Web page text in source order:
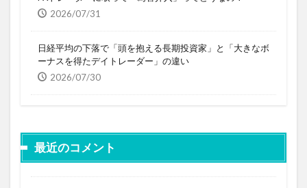
2026/07/31
日経平均の下落で「頭を抱える長期投資家」と「大きなボ
ーナスを得たデイトレーダー」の違い
2026/07/30
最近のコメント